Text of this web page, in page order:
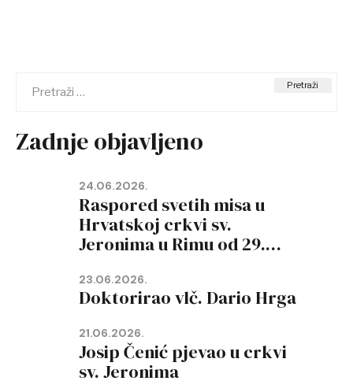
Zadnje objavljeno
24.06.2026.
Raspored svetih misa u
Hrvatskoj crkvi sv.
Jeronima u Rimu od 29.
23.06.2026.
Doktorirao vlč. Dario Hrga
21.06.2026.
Josip Čenić pjevao u crkvi
sv. Jeronima